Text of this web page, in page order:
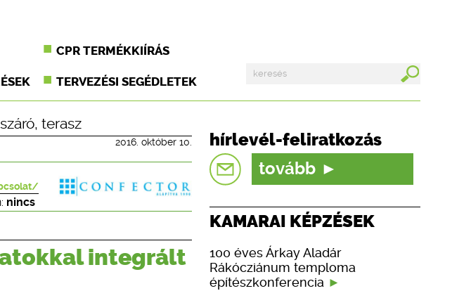
CPR TERMÉKKIÍRÁS
TERVEZÉSI SEGÉDLETEK
, terasz
2016. október 10.
nincs
integrált
hírlevél-feliratkozás
tovább
KAMARAI KÉPZÉSEK
100 éves Árkay Aladár
Rákócziánum temploma
építészkonferencia